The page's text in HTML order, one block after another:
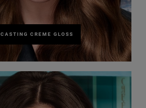
CASTING CREME GLOSS